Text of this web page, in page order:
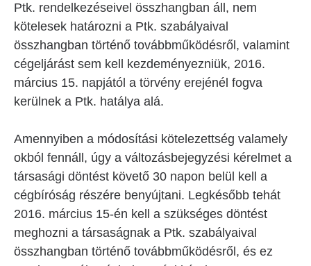
Ptk. rendelkezéseivel összhangban áll, nem
kötelesek határozni a Ptk. szabályaival
összhangban történő továbbműködésről, valamint
cégeljárást sem kell kezdeményezniük, 2016.
március 15. napjától a törvény erejénél fogva
kerülnek a Ptk. hatálya alá.
Amennyiben a módosítási kötelezettség valamely
okból fennáll, úgy a változásbejegyzési kérelmet a
társasági döntést követő 30 napon belül kell a
cégbíróság részére benyújtani. Legkésőbb tehát
2016. március 15-én kell a szükséges döntést
meghozni a társaságnak a Ptk. szabályaival
összhangban történő továbbműködésről, és ez